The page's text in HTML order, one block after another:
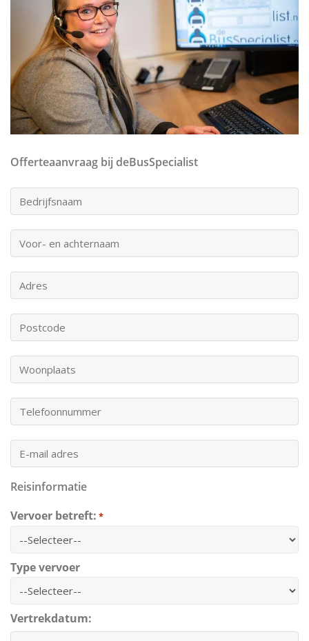
Offerteaanvraag bij deBusSpecialist
Bedrijfsnaam:
Uw
voor-
en
achternaam:
*
Adres:
Postcode:
Woonplaats:
Uw
telefoonnummer:
*
Uw
e-
mailadres:
Reisinformatie
Vervoer betreft: *
Type vervoer
Vertrekdatum: